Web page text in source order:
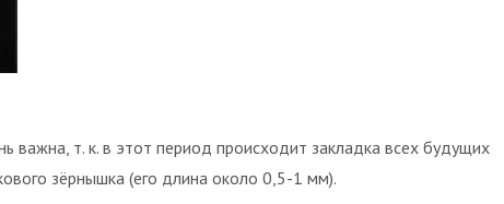
важна, т. к. в этот период происходит закладка всех будущих
зёрнышка (его длина около 0,5-1 мм).